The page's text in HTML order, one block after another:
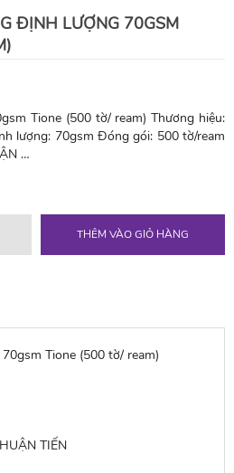
ĐỊNH LƯỢNG 70GSM
Tione (500 tờ/ ream) Thương hiệu:
lượng: 70gsm Đóng gói: 500 tờ/ream
…
THÊM VÀO GIỎ HÀNG
Tione (500 tờ/ ream)
TIẾN